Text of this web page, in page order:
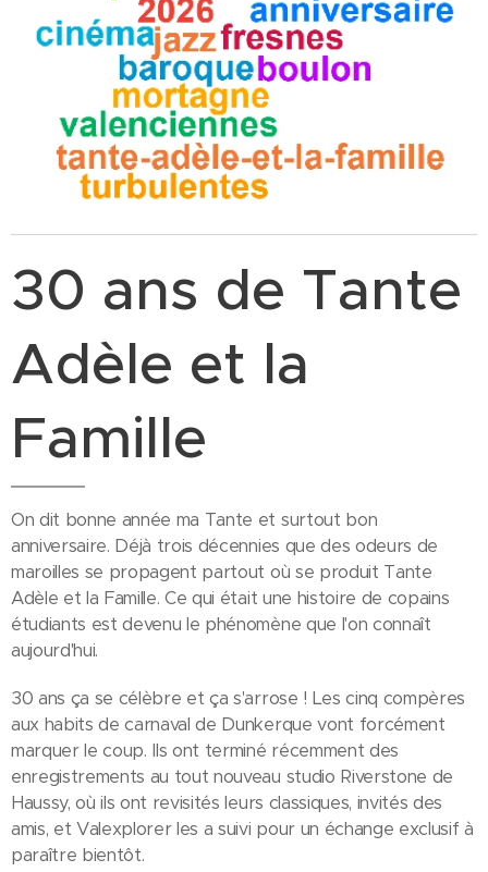
30 ans de Tante
Adèle et la
Famille
On dit bonne année ma Tante et surtout bon
anniversaire. Déjà trois décennies que des odeurs de
maroilles se propagent partout où se produit Tante
Adèle et la Famille. Ce qui était une histoire de copains
étudiants est devenu le phénomène que l'on connaît
aujourd'hui.
30 ans ça se célèbre et ça s'arrose ! Les cinq compères
aux habits de carnaval de Dunkerque vont forcément
marquer le coup. Ils ont terminé récemment des
enregistrements au tout nouveau studio Riverstone de
Haussy, où ils ont revisités leurs classiques, invités des
amis, et Valexplorer les a suivi pour un échange exclusif à
paraître bientôt.